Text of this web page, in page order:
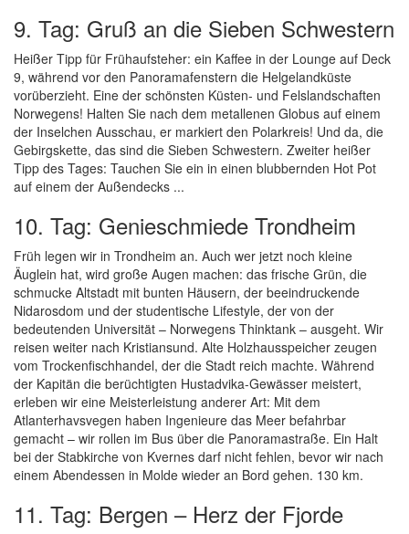
9. Tag: Gruß an die Sieben Schwestern
Heißer Tipp für Frühaufsteher: ein Kaffee in der Lounge auf Deck
9, während vor den Panoramafenstern die Helgelandküste
vorüberzieht. Eine der schönsten Küsten- und Felslandschaften
Norwegens! Halten Sie nach dem metallenen Globus auf einem
der Inselchen Ausschau, er markiert den Polarkreis! Und da, die
Gebirgskette, das sind die Sieben Schwestern. Zweiter heißer
Tipp des Tages: Tauchen Sie ein in einen blubbernden Hot Pot
auf einem der Außendecks ...
10. Tag: Genieschmiede Trondheim
Früh legen wir in Trondheim an. Auch wer jetzt noch kleine
Äuglein hat, wird große Augen machen: das frische Grün, die
schmucke Altstadt mit bunten Häusern, der beeindruckende
Nidarosdom und der studentische Lifestyle, der von der
bedeutenden Universität – Norwegens Thinktank – ausgeht. Wir
reisen weiter nach Kristiansund. Alte Holzhausspeicher zeugen
vom Trockenfischhandel, der die Stadt reich machte. Während
der Kapitän die berüchtigten Hustadvika-Gewässer meistert,
erleben wir eine Meisterleistung anderer Art: Mit dem
Atlanterhavsvegen haben Ingenieure das Meer befahrbar
gemacht – wir rollen im Bus über die Panoramastraße. Ein Halt
bei der Stabkirche von Kvernes darf nicht fehlen, bevor wir nach
einem Abendessen in Molde wieder an Bord gehen. 130 km.
11. Tag: Bergen – Herz der Fjorde